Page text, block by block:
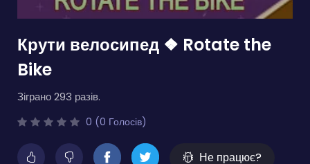
Крути велосипед ❖ Rotate the
Bike
Зіграно 293 разів.
0 (0 Голосів)
Не працює?